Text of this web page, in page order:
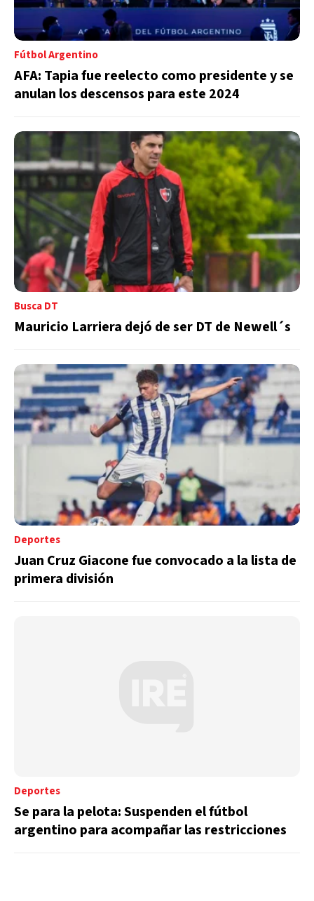
Fútbol Argentino
AFA: Tapia fue reelecto como presidente y se
anulan los descensos para este 2024
Busca DT
Mauricio Larriera dejó de ser DT de Newell´s
Deportes
Juan Cruz Giacone fue convocado a la lista de
primera división
Deportes
Se para la pelota: Suspenden el fútbol
argentino para acompañar las restricciones